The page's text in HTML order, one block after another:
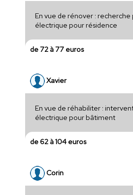
En vue de rénover : recherche
électrique pour résidence
de 72 à 77 euros
Xavier
En vue de réhabiliter :
électrique pour bâtiment
de 62 à 104 euros
Corin